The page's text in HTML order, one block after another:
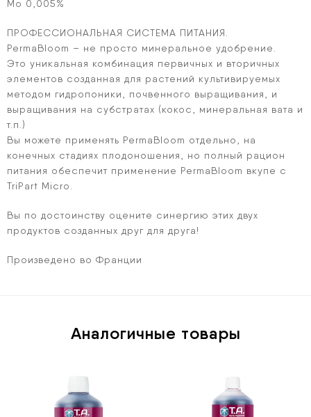
Mo 0,005%
ПРОФЕССИОНАЛЬНАЯ СИСТЕМА ПИТАНИЯ.
PermaBloom – не просто минеральное удобрение.
Это уникальная комбинация первичных и вторичных
элементов созданная для растений культивируемых
методом гидропоники, почвенного выращивания, и
выращивания на субстратах (кокос, минеральная вата и
т.п.)
Вы можете применять PermaBloom отдельно, на
конечных стадиях плодоношения, но полный рацион
питания обеспечит применение PermaBloom вкупе с
TriPart Micro.
Вы по достоинству оцените синергию этих двух
продуктов созданных друг для друга!
Произведено во Франции
Аналогичные товары